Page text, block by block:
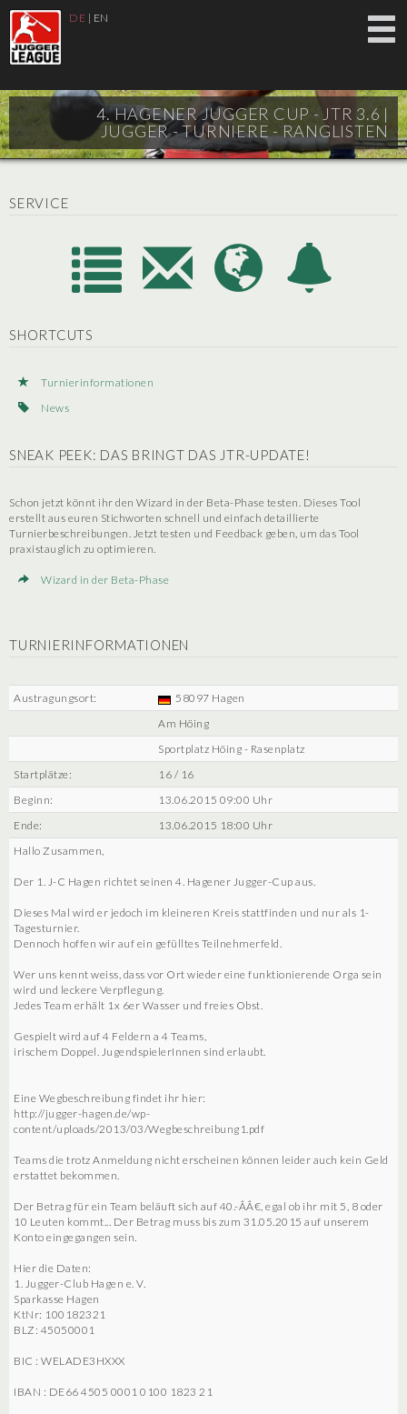
DE | EN
4. HAGENER JUGGER CUP - JTR 3.6 |
JUGGER - TURNIERE - RANGLISTEN
SERVICE
SHORTCUTS
Turnierinformationen
News
SNEAK PEEK: DAS BRINGT DAS JTR-UPDATE!
Schon jetzt könnt ihr den Wizard in der Beta-Phase testen. Dieses Tool
erstellt aus euren Stichworten schnell und einfach detaillierte
Turnierbeschreibungen. Jetzt testen und Feedback geben, um das Tool
praxistauglich zu optimieren.
Wizard in der Beta-Phase
TURNIERINFORMATIONEN
Austragungsort:
58097 Hagen
Am Höing
Sportplatz Höing - Rasenplatz
Startplätze:
16 / 16
Beginn:
13.06.2015 09:00 Uhr
Ende:
13.06.2015 18:00 Uhr
Hallo Zusammen,
Der 1. J-C Hagen richtet seinen 4. Hagener Jugger-Cup aus.
Dieses Mal wird er jedoch im kleineren Kreis stattfinden und nur als 1-
Tagesturnier.
Dennoch hoffen wir auf ein gefülltes Teilnehmerfeld.
Wer uns kennt weiss, dass vor Ort wieder eine funktionierende Orga sein
wird und leckere Verpflegung.
Jedes Team erhält 1x 6er Wasser und freies Obst.
Gespielt wird auf 4 Feldern a 4 Teams,
irischem Doppel. JugendspielerInnen sind erlaubt.
Eine Wegbeschreibung findet ihr hier:
http://jugger-hagen.de/wp-
content/uploads/2013/03/Wegbeschreibung1.pdf
Teams die trotz Anmeldung nicht erscheinen können leider auch kein Geld
erstattet bekommen.
Der Betrag für ein Team beläuft sich auf 40.-ÂÂ€, egal ob ihr mit 5, 8 oder
10 Leuten kommt... Der Betrag muss bis zum 31.05.2015 auf unserem
Konto eingegangen sein.
Hier die Daten:
1. Jugger-Club Hagen e. V.
Sparkasse Hagen
KtNr: 100182321
BLZ: 45050001
BIC : WELADE3HXXX
IBAN : DE66 4505 0001 0100 1823 21